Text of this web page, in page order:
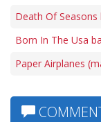
Death Of Seasons
Born In The Usa
Paper Airplanes